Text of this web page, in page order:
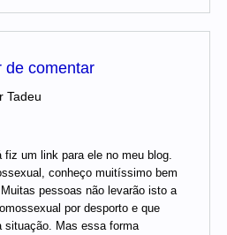
de comentar
Tadeu
um link para ele no meu blog.
conheço muitíssimo bem
pessoas não levarão isto a
por desporto e que
situação. Mas essa forma